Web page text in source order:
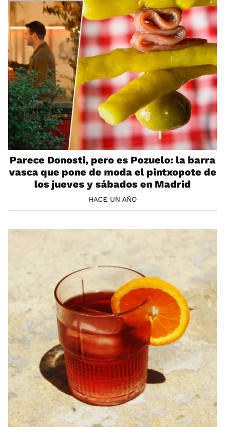
Parece Donosti, pero es Pozuelo: la barra
vasca que pone de moda el pintxopote de
los jueves y sábados en Madrid
HACE UN AÑO